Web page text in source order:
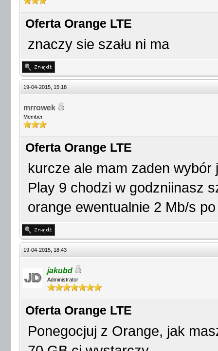
Oferta Orange LTE
znaczy sie szału ni ma
19-04-2015, 15:18
mrrowek
Member
Oferta Orange LTE
kurcze ale mam zaden
Play 9 chodzi w godzniinasz
orange ewentualnie 2 Mb/s
19-04-2015, 18:43
jakubd
Administrator
Oferta Orange LTE
Ponegocjuj z Orange, jak